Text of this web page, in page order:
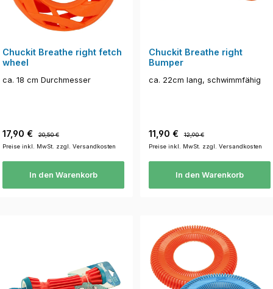
Chuckit Breathe right fetch
wheel
ca. 18 cm Durchmesser
Verkaufspreis:
17,90 €
20,50 €
Preise inkl. MwSt. zzgl. Versandkosten
In den Warenkorb
Chuckit Breathe right
Bumper
ca. 22cm lang, schwimmfähig
Verkaufspreis:
11,90 €
12,90 €
Preise inkl. MwSt. zzgl. Versandkosten
In den Warenkorb